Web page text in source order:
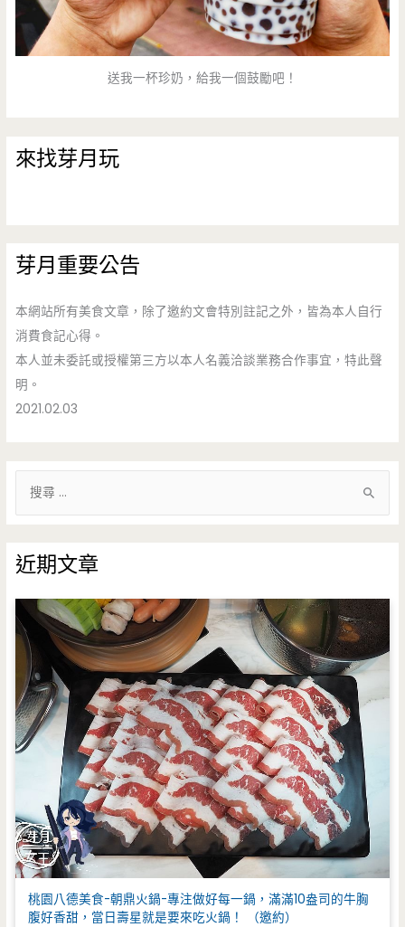
送我一杯珍奶，給我一個鼓勵吧！
來找芽月玩
芽月重要公告
本網站所有美食文章，除了邀約文會特別註記之外，皆為本人自行
消費食記心得。
本人並未委託或授權第三方以本人名義洽談業務合作事宜，特此聲
明。
2021.02.03
鍵
字
:
近期文章
桃園八德美食-朝鼎火鍋-專注做好每一鍋，滿滿10盎司的牛胸
腹好香甜，當日壽星就是要來吃火鍋！ （邀約）